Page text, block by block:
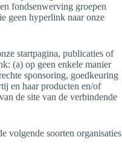
fondsenwerving groepen
geen hyperlink naar onze
startpagina, publicaties of
(a) op geen enkele manier
sponsoring, goedkeuring
en haar producten en/of
de site van de verbindende
volgende soorten organisaties